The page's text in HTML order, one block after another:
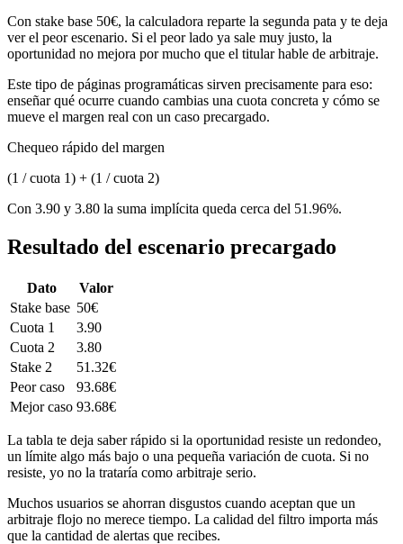
Con stake base 50€, la calculadora reparte la segunda pata y te deja
ver el peor escenario. Si el peor lado ya sale muy justo, la
oportunidad no mejora por mucho que el titular hable de arbitraje.
Este tipo de páginas programáticas sirven precisamente para eso:
enseñar qué ocurre cuando cambias una cuota concreta y cómo se
mueve el margen real con un caso precargado.
Chequeo rápido del margen
(1 / cuota 1) + (1 / cuota 2)
Con 3.90 y 3.80 la suma implícita queda cerca del 51.96%.
Resultado del escenario precargado
Dato
Valor
Stake base 50€
Cuota 1
3.90
Cuota 2
3.80
Stake 2
51.32€
Peor caso
93.68€
Mejor caso 93.68€
La tabla te deja saber rápido si la oportunidad resiste un redondeo,
un límite algo más bajo o una pequeña variación de cuota. Si no
resiste, yo no la trataría como arbitraje serio.
Muchos usuarios se ahorran disgustos cuando aceptan que un
arbitraje flojo no merece tiempo. La calidad del filtro importa más
que la cantidad de alertas que recibes.